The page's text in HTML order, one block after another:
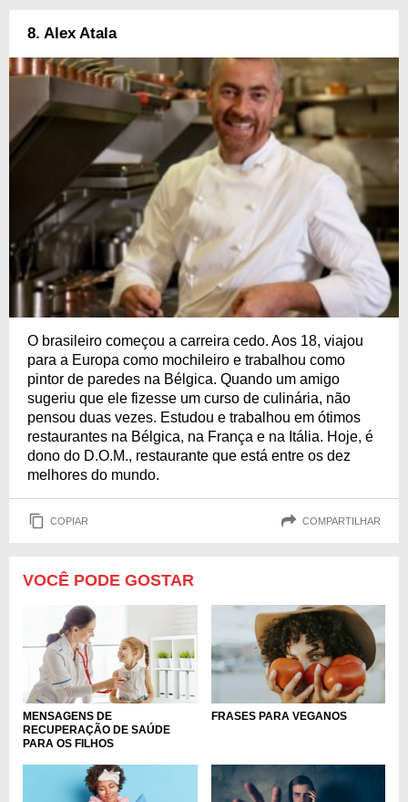
8. Alex Atala
O brasileiro começou a carreira cedo. Aos 18, viajou
para a Europa como mochileiro e trabalhou como
pintor de paredes na Bélgica. Quando um amigo
sugeriu que ele fizesse um curso de culinária, não
pensou duas vezes. Estudou e trabalhou em ótimos
restaurantes na Bélgica, na França e na Itália. Hoje, é
dono do D.O.M., restaurante que está entre os dez
melhores do mundo.
COPIAR COMPARTILHAR
VOCÊ PODE GOSTAR
MENSAGENS DE
RECUPERAÇÃO DE SAÚDE
PARA OS FILHOS
FRASES PARA VEGANOS